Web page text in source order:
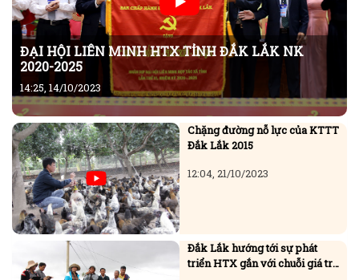
ĐẠI HỘI LIÊN MINH HTX TỈNH ĐẮK LẮK NK
2020-2025
14:25, 14/10/2023
Chặng đường nỗ lực của KTTT
Đắk Lắk 2015
12:04, 21/10/2023
triển HTX gắn với chuỗi giá trị
nông sản năm 2016
12:22, 21/10/2023